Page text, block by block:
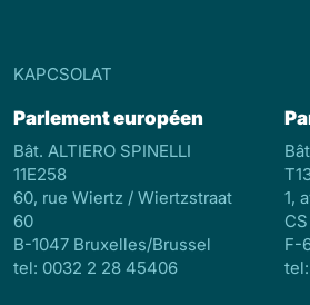
KAPCSOLAT
Parlement européen
Bât. ALTIERO SPINELLI
11E258
60, rue Wiertz / Wiertzstraat
60
B-1047 Bruxelles/Brussel
tel: 0032 2 28 45406
1,
F-